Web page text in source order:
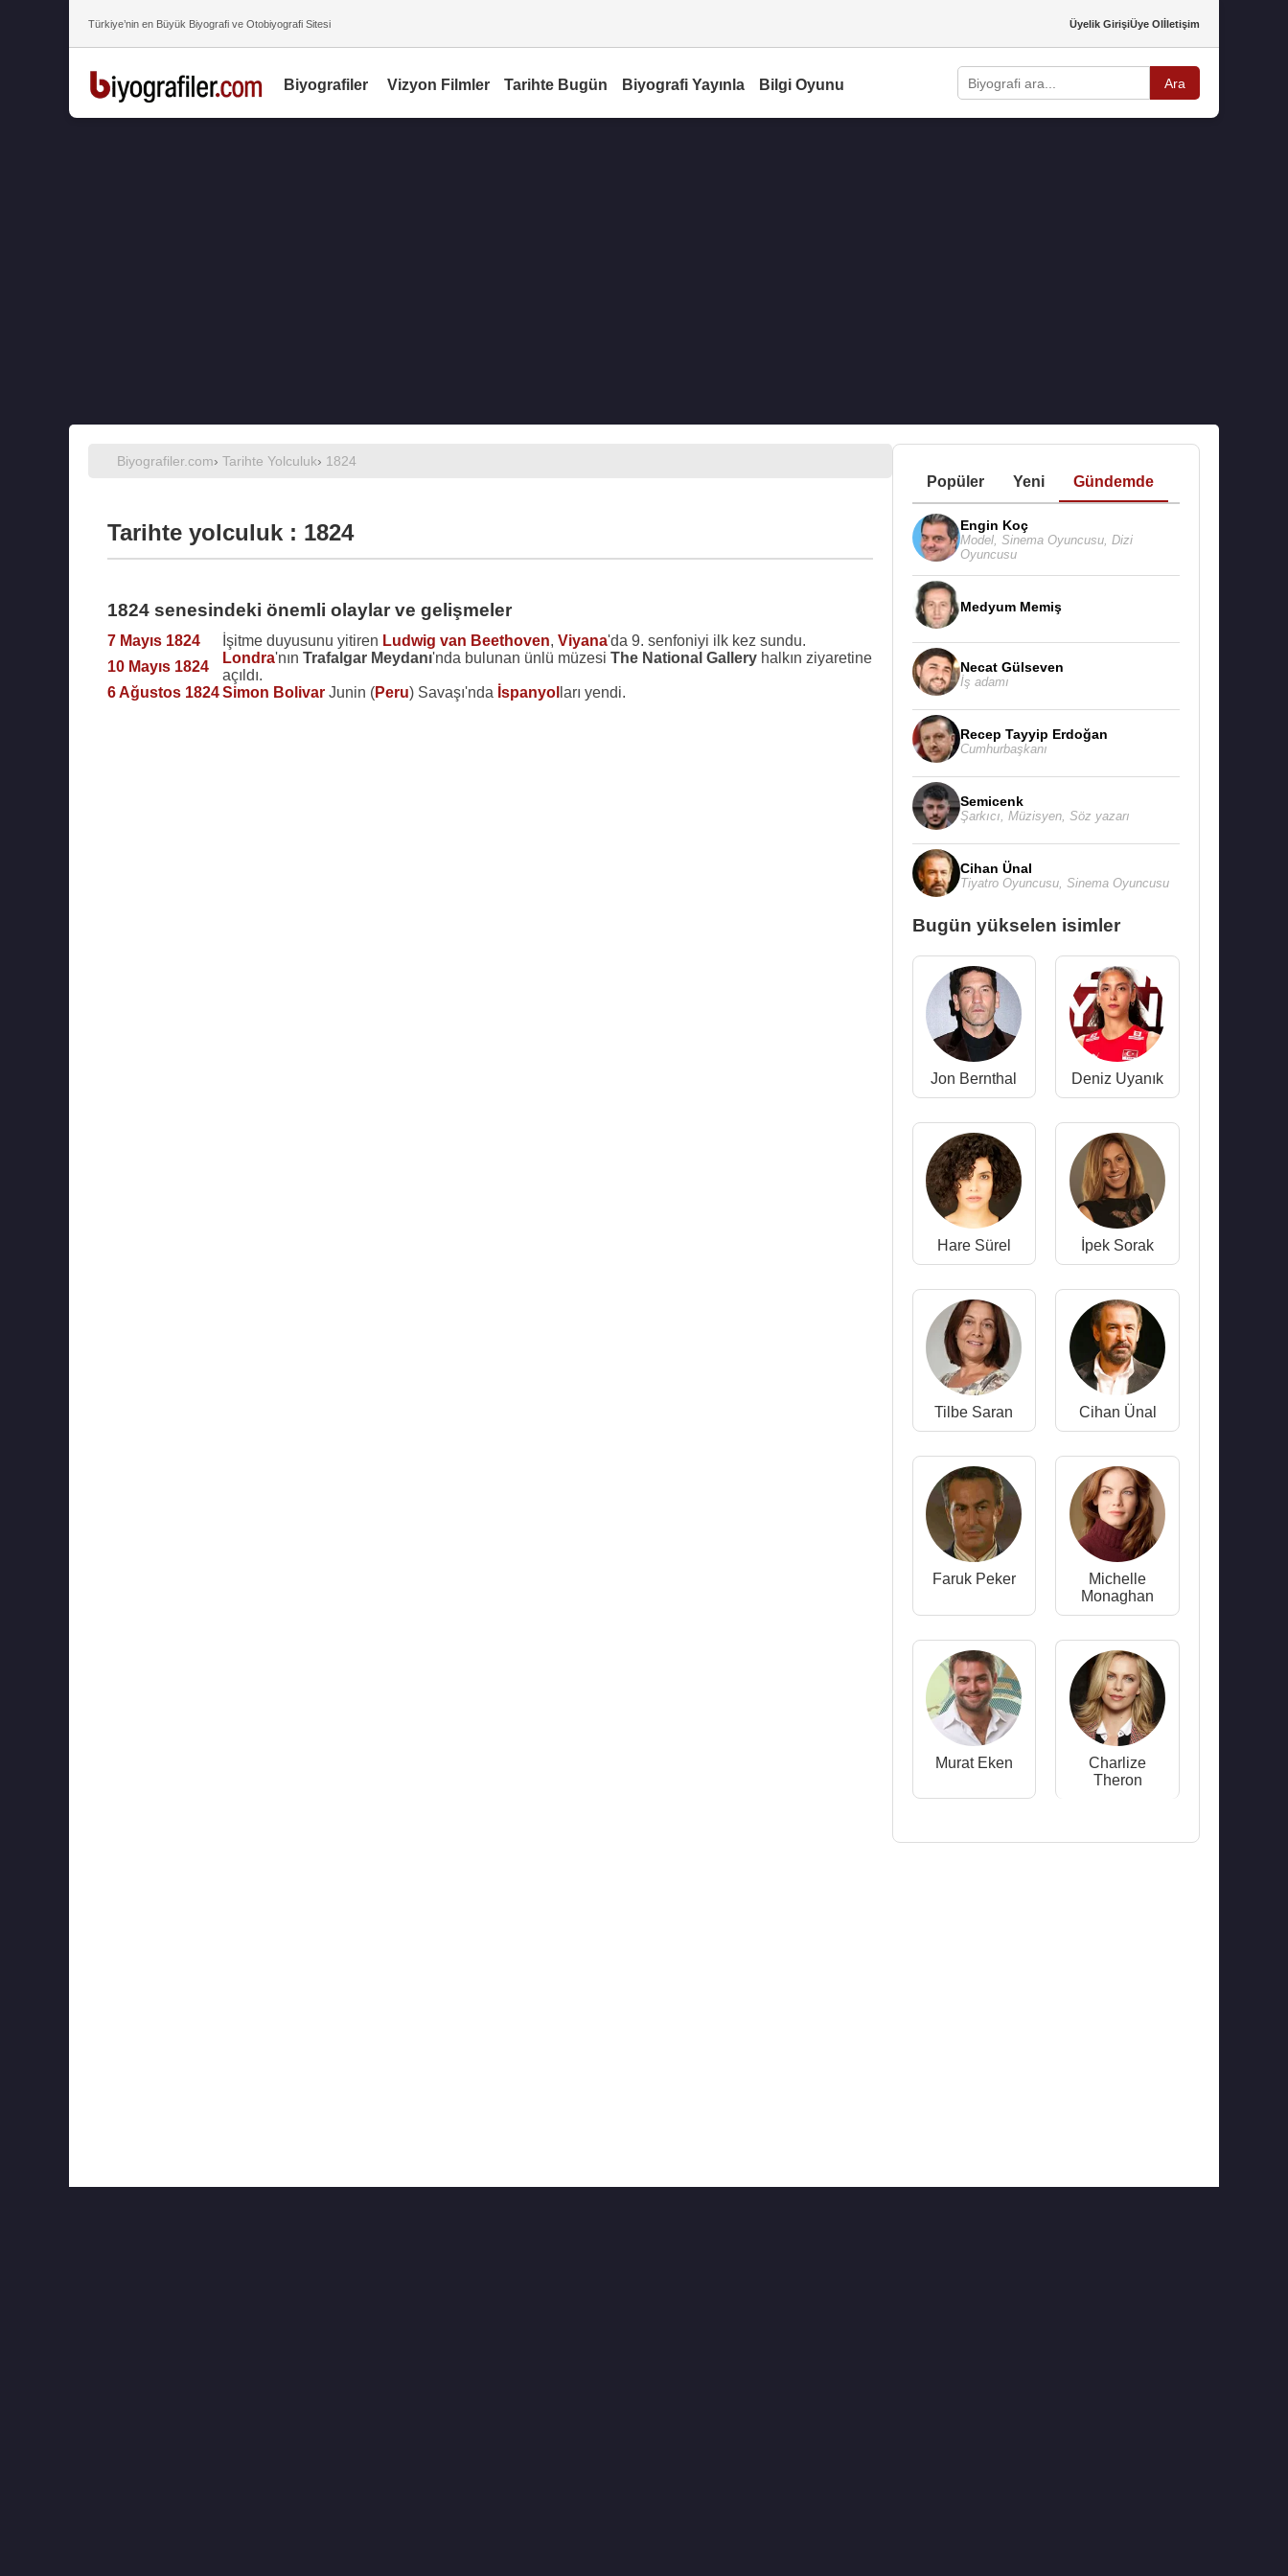
Türkiye’nin en Büyük Biyografi ve Otobiyografi Sitesi Üyelik GirişiÜye Olİletişim
Biyografiler Vizyon Filmler Tarihte Bugün Biyografi Yayınla Bilgi Oyunu Ara
Biyografiler.com› Tarihte Yolculuk› 1824
Tarihte yolculuk : 1824
1824 senesindeki önemli olaylar ve gelişmeler
7 Mayıs 1824 İşitme duyusunu yitiren Ludwig van Beethoven, Viyana'da 9. senfoniyi ilk kez sundu.
10 Mayıs 1824
Londra'nın Trafalgar Meydanı'nda bulunan ünlü müzesi The National Galleryhalkın ziyaretine
açıldı.
6 Ağustos 1824Simon BolivarJunin (Peru) Savaşı'nda İspanyol ları yendi.
Popüler Yeni Gündemde
Engin Koç
Model, Sinema Oyuncusu, Dizi
Oyuncusu
Medyum Memiş
Necat Gülseven
İş adamı
Recep Tayyip Erdoğan
Cumhurbaşkanı
Semicenk
Şarkıcı Müzisyen, Söz yazarı
Cihan Ünal
Tiyatro Oyuncusu, Sinema Oyuncusu
Bugün yükselen isimler
Jon Bernthal Deniz Uyanık
Hare Sürel İpek Sorak
Tilbe Saran Cihan Ünal
Faruk Peker
Michelle
Monaghan
Murat Eken
Charlize
Theron